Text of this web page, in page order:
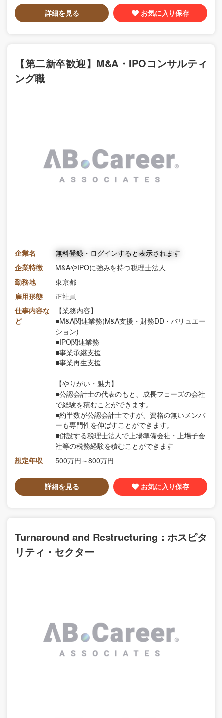
詳細を見る お気に入り保存
【第二新卒歓迎】M&A・IPOコンサルティ
ング職
企業名
無料登録・ログインすると表示されます
企業特徴
M&AやIPOに強みを持つ税理士法人
勤務地
東京都
雇用形態
正社員
仕事内容な
ど
【業務内容】
■M&A関連業務(M&A支援・財務DD・バリュエー
ション)
■IPO関連業務
■事業承継支援
■事業再生支援
【やりがい・魅力】
■公認会計士の代表のもと、成長フェーズの会社
で経験を積むことができます。
■約半数が公認会計士ですが、資格の無いメンバ
ーも専門性を伸ばすことができます。
■併設する税理士法人で上場準備会社・上場子会
社等の税務経験を積むことができます
想定年収
500万円～800万円
詳細を見る お気に入り保存
Turnaround and Restructuring：ホスピタ
リティ・セクター